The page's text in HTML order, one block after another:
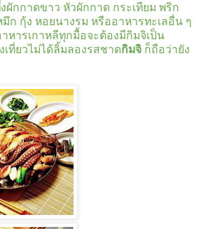
กกาดขาว หัวผักกาด กระเทียม พริก
ก กุ้ง หอยนางรม หรืออาหารทะเลอื่น ๆ
หารเกาหลีทุกมื้อจะต้องมีกิมจิเป็น
เที่ยวไม่ได้ลิ้มลองรสชาดกิมจิ ก็ถือว่ายัง